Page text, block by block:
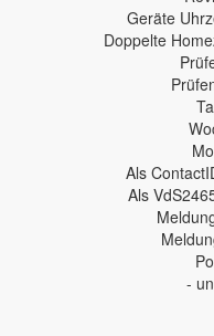
Geräte
Doppelte
Als
Als
-